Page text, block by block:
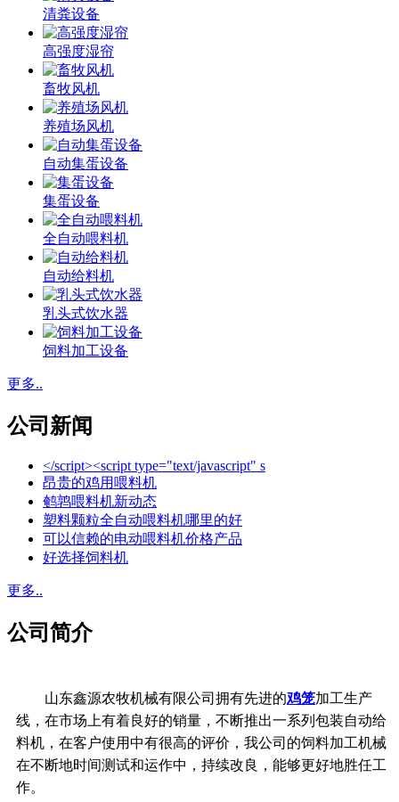
清粪设备
高强度湿帘
畜牧风机
养殖场风机
自动集蛋设备
集蛋设备
全自动喂料机
自动给料机
乳头式饮水器
饲料加工设备
更多..
公司新闻
</script><script type="text/javascript" s
昂贵的鸡用喂料机
鹌鹑喂料机新动态
塑料颗粒全自动喂料机哪里的好
可以信赖的电动喂料机价格产品
好选择饲料机
更多..
公司简介
山东鑫源农牧机械有限公司拥有先进的鸡笼加工生产
线，在市场上有着良好的销量，不断推出一系列包装自动给
料机，在客户使用中有很高的评价，我公司的饲料加工机械
在不断地时间测试和运作中，持续改良，能够更好地胜任工
作。